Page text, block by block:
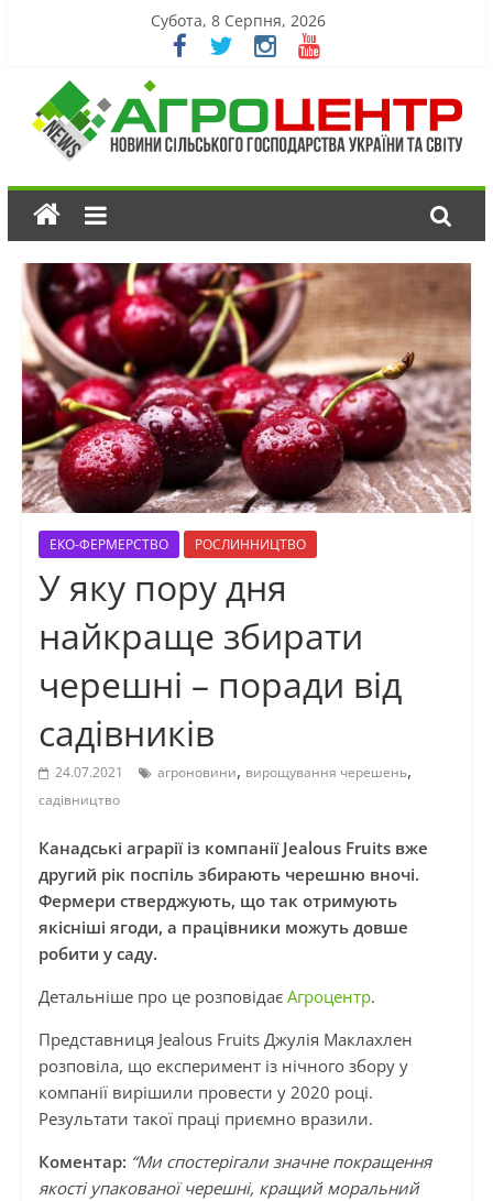
Субота, 8 Серпня, 2026
ЕКО-ФЕРМЕРСТВО РОСЛИННИЦТВО
У яку пору дня
найкраще збирати
черешні – поради від
садівників
24.07.2021 агроновини, вирощування черешень,
садівництво
Канадські аграрії із компанії Jealous Fruits вже
другий рік поспіль збирають черешню вночі.
Фермери стверджують, що так отримують
якісніші ягоди, а працівники можуть довше
робити у саду.
Детальніше про це розповідає Агроцентр.
Представниця Jealous Fruits Джулія Маклахлен
розповіла, що експеримент із нічного збору у
компанії вирішили провести у 2020 році.
Результати такої праці приємно вразили.
Коментар: “Ми спостерігали значне покращення
якості упакованої черешні, кращий моральний